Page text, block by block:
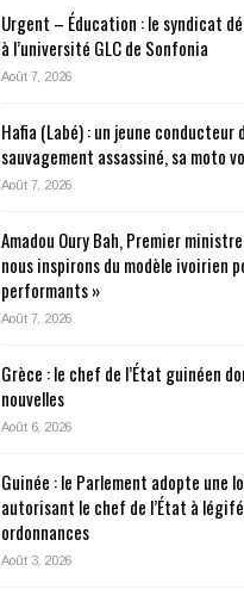
Urgent – Éducation : le syndicat
à l’université GLC de Sonfonia
Août 7, 2026
Hafia (Labé) : un jeune
sauvagement assassiné, sa moto
Août 7, 2026
Amadou Oury Bah, Premier
nous inspirons du modèle ivoirien
performants »
Août 7, 2026
Grèce : le chef de l’État guinéen
nouvelles
Août 6, 2026
Guinée : le Parlement adopte une
autorisant le chef de l’État à
ordonnances
Août 3, 2026